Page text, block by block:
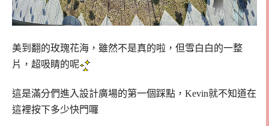
美到翻的玫瑰花海，雖然不是真的啦，但雪白白的一整
片，超吸睛的呢
這是滿分們進入設計廣場的第一個踩點，Kevin就不知道在
這裡按下多少快門囉